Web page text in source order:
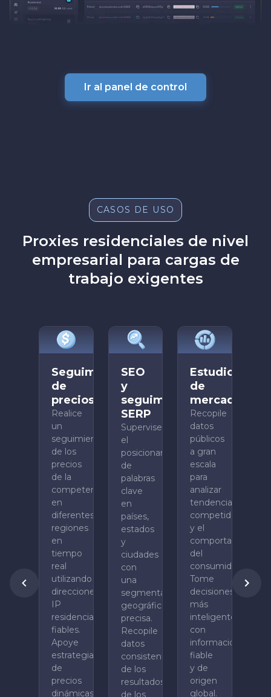
Ir al panel de control
CASOS DE USO
Proxies residenciales de nivel
empresarial para cargas de
trabajo exigentes
Seguimiento
de
precios
Realice
un
seguimiento
de los
precios
de la
competencia
en
diferentes
regiones
en
tiempo
real
utilizando
direcciones
IP
residenciales
fiables.
Apoye
estrategias
de
precios
dinámicas
SEO
y
seguimiento
SERP
Supervise
el
posicionamiento
de
palabras
clave
en
países,
estados
y
ciudades
con
una
segmentación
geográfica
precisa.
Recopile
datos
consistentes
de los
resultados
de los
Estudio
de
mercado
Recopile
datos
públicos
a gran
escala
para
analizar
tendencias,
competidores
y el
comportamiento
del
consumidor.
Tome
decisiones
más
inteligentes
con
información
fiable
y de
origen
global.